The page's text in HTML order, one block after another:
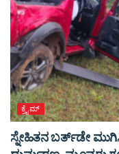
ಕ್ರೈಮ್
ಸ್ನೇಹಿತನ ಬರ್ತ್‌ಡೇ ಮುಗಿಸಿ